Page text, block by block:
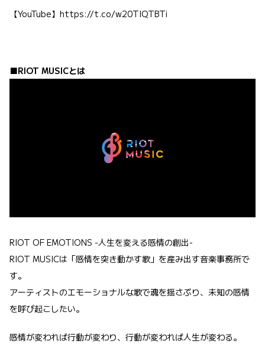
【YouTube】 https://t.co/w20TIQTBTi
■RIOT MUSICとは
RIOT OF EMOTIONS -人生を変える感情の創出-
RIOT MUSICは「感情を突き動かす歌」を産み出す音楽事務所で
す。
アーティストのエモーショナルな歌で魂を揺さぶり、未知の感情
を呼び起こしたい。
感情が変われば行動が変わり、行動が変われば人生が変わる。